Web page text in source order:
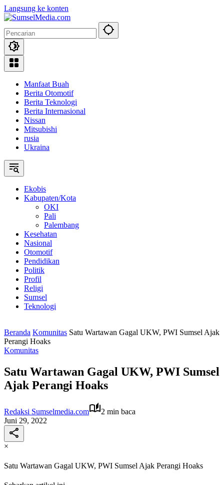
Langsung ke konten
Manfaat Buah
Berita Otomotif
Berita Teknologi
Berita Internasional
Nissan
Mitsubishi
rusia
Ukraina
Ekobis
Kabupaten/Kota
OKI
Pali
Palembang
Kesehatan
Nasional
Otomotif
Pendidikan
Politik
Profil
Religi
Sumsel
Teknologi
Beranda Komunitas Satu Wartawan Gagal UKW, PWI Sumsel Ajak
Perangi Hoaks
Komunitas
Satu Wartawan Gagal UKW, PWI Sumsel
Ajak Perangi Hoaks
Redaksi Sumselmedia.com
2 min baca
Juni 29, 2022
×
Satu Wartawan Gagal UKW, PWI Sumsel Ajak Perangi Hoaks